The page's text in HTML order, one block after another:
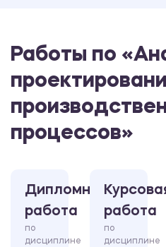
Работы по
процессов»
Дипломная
работа
по
дисциплине
работа
по
дисциплине